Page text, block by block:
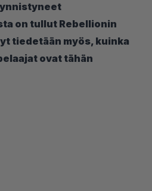
on tullut Rebellionin
tiedetään myös, kuinka
ovat tähän